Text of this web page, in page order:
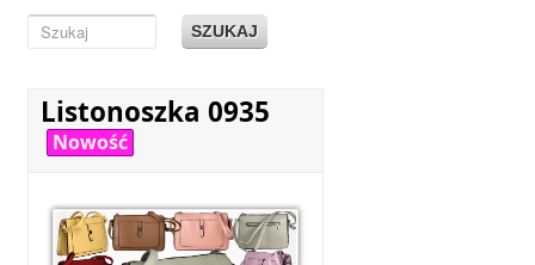
SZUKAJ
Listonoszka 0935
Nowość